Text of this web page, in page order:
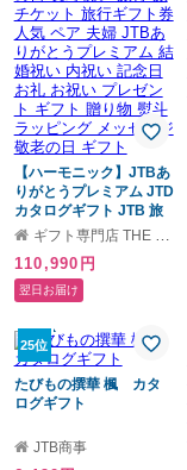
【ハーモニック】JTBあ
りがとうプレミアム JTD
カタログギフト JTB 旅
温泉 旅行券 高額なお返
品 お祝い 内祝い 母の日
父の日 長寿祝い 旅行 旅
チケット 旅行ギフト券
人気 ペア 夫婦 JTBあり
がとうプレミアム 結婚
祝い 内祝い 記念日 お礼
お祝い プレゼント ギフ
ト 贈り物 熨斗 ラッピン
ギフト
ギフト専門店 THE WOW
110,990円
翌日お届け
25位
たびもの撰華 楓 カタ
ログギフト
JTB商事